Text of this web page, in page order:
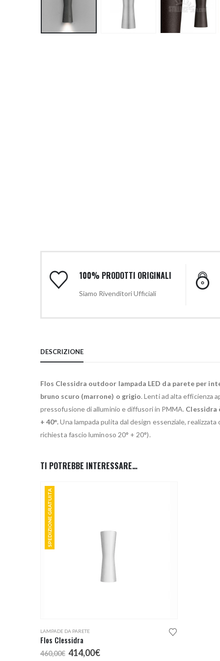
100% PRODOTTI ORIGINALI
Siamo Rivenditori Ufficiali
DESCRIZIONE
Flos Clessidra outdoor lampada LED da parete per
bruno scuro (marrone) o grigio. Lenti ad alta efficienza
pressofusione di alluminio e diffusori in PMMA. Clessidra
+ 40°.Una lampada pulita dal design essenziale,
richiesta fascio luminoso 20° + 20°).
TI POTREBBE INTERESSARE…
SPEDIZIONE GRATUITA
LAMPADE DA PARETE
Flos Clessidra
460,00€ Il
414,00€Il